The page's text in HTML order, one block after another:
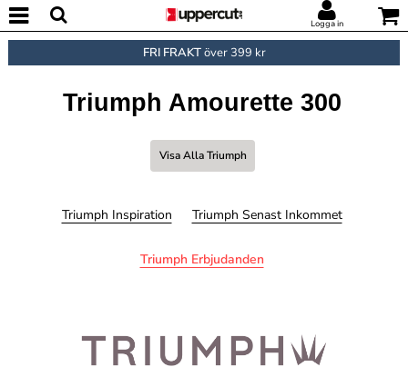
Logga in
FRI FRAKTöver 399 kr
Triumph Amourette 300
Visa Alla Triumph
Triumph Inspiration Triumph Senast Inkommet
Triumph Erbjudanden